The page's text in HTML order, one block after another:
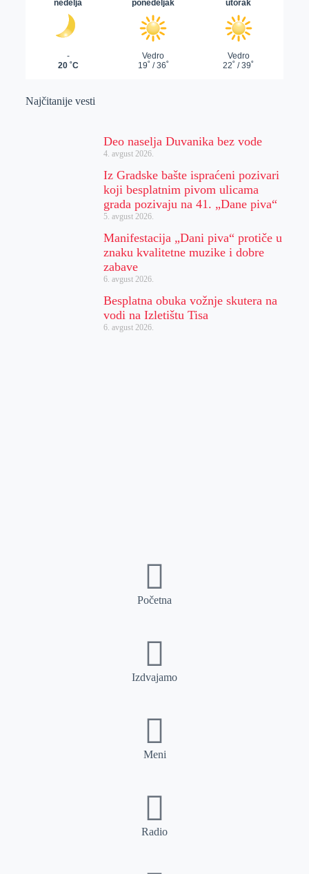
Najčitanije vesti
Deo naselja Duvanika bez vode
4. avgust 2026.
Iz Gradske bašte ispraćeni pozivari
koji besplatnim pivom ulicama
grada pozivaju na 41. „Dane piva“
5. avgust 2026.
Manifestacija „Dani piva“ protiče u
znaku kvalitetne muzike i dobre
zabave
6. avgust 2026.
Besplatna obuka vožnje skutera na
vodi na Izletištu Tisa
6. avgust 2026.
Početna
Izdvajamo
Meni
Radio